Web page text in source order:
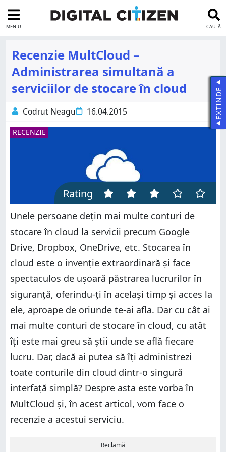
MENIU CAUTĂ
Recenzie MultCloud –
Administrarea simultană a
serviciilor de stocare în cloud
Codrut Neagu 16.04.2015
RECENZIE
Rating
Unele persoane dețin mai multe conturi de
stocare în cloud la servicii precum Google
Drive, Dropbox, OneDrive, etc. Stocarea în
cloud este o invenție extraordinară și face
spectaculos de ușoară păstrarea lucrurilor în
siguranță, oferindu-ți în același timp și acces la
ele, aproape de oriunde te-ai afla. Dar cu cât ai
mai multe conturi de stocare în cloud, cu atât
îți este mai greu să știi unde se află fiecare
lucru. Dar, dacă ai putea să îți administrezi
toate conturile din cloud dintr-o singură
interfață simplă? Despre asta este vorba în
MultCloud și, în acest articol, vom face o
recenzie a acestui serviciu.
Reclamă
EXTINDE